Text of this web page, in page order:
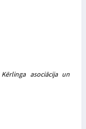
asociācija un